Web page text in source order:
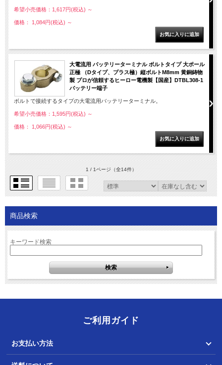
希望小売価格：1,617円(税込) ～
価格： 1,084円(税込) ～
大電流用 バッテリーターミナル ボルトタイプ 大ポール
正極 （Dタイプ、プラス極）縦ボルトM8mm 黄銅鋳物
製 プロが信頼するヒーロー電機製【国産】DTBL308-1
バッテリー端子
ボルトで接続するタイプの大電流用バッテリーターミナル。
希望小売価格：1,595円(税込) ～
価格： 1,066円(税込) ～
1 / 1ページ（全14件）
商品検索
キーワード検索
ご利用ガイド
お支払い方法